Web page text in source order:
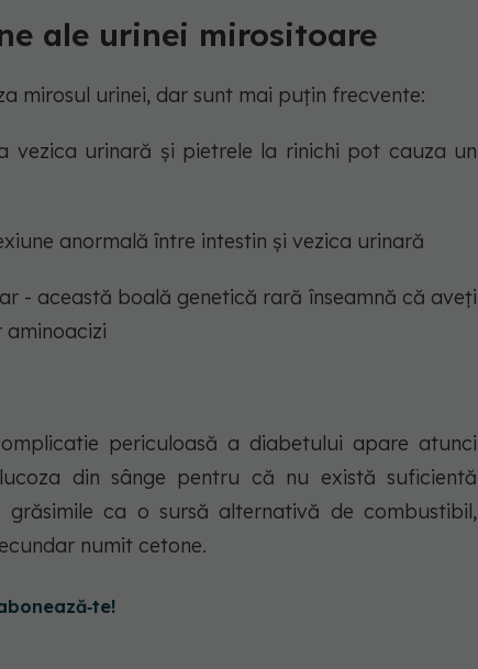
ale urinei mirositoare
mirosul urinei, dar sunt mai puțin frecvente:
urinară și pietrele la rinichi pot cauza un
anormală între intestin și vezica urinară
- această boală genetică rară înseamnă că aveți
periculoasă a diabetului apare atunci
din sânge pentru că nu există suficientă
grăsimile ca o sursă alternativă de combustibil,
numit cetone.